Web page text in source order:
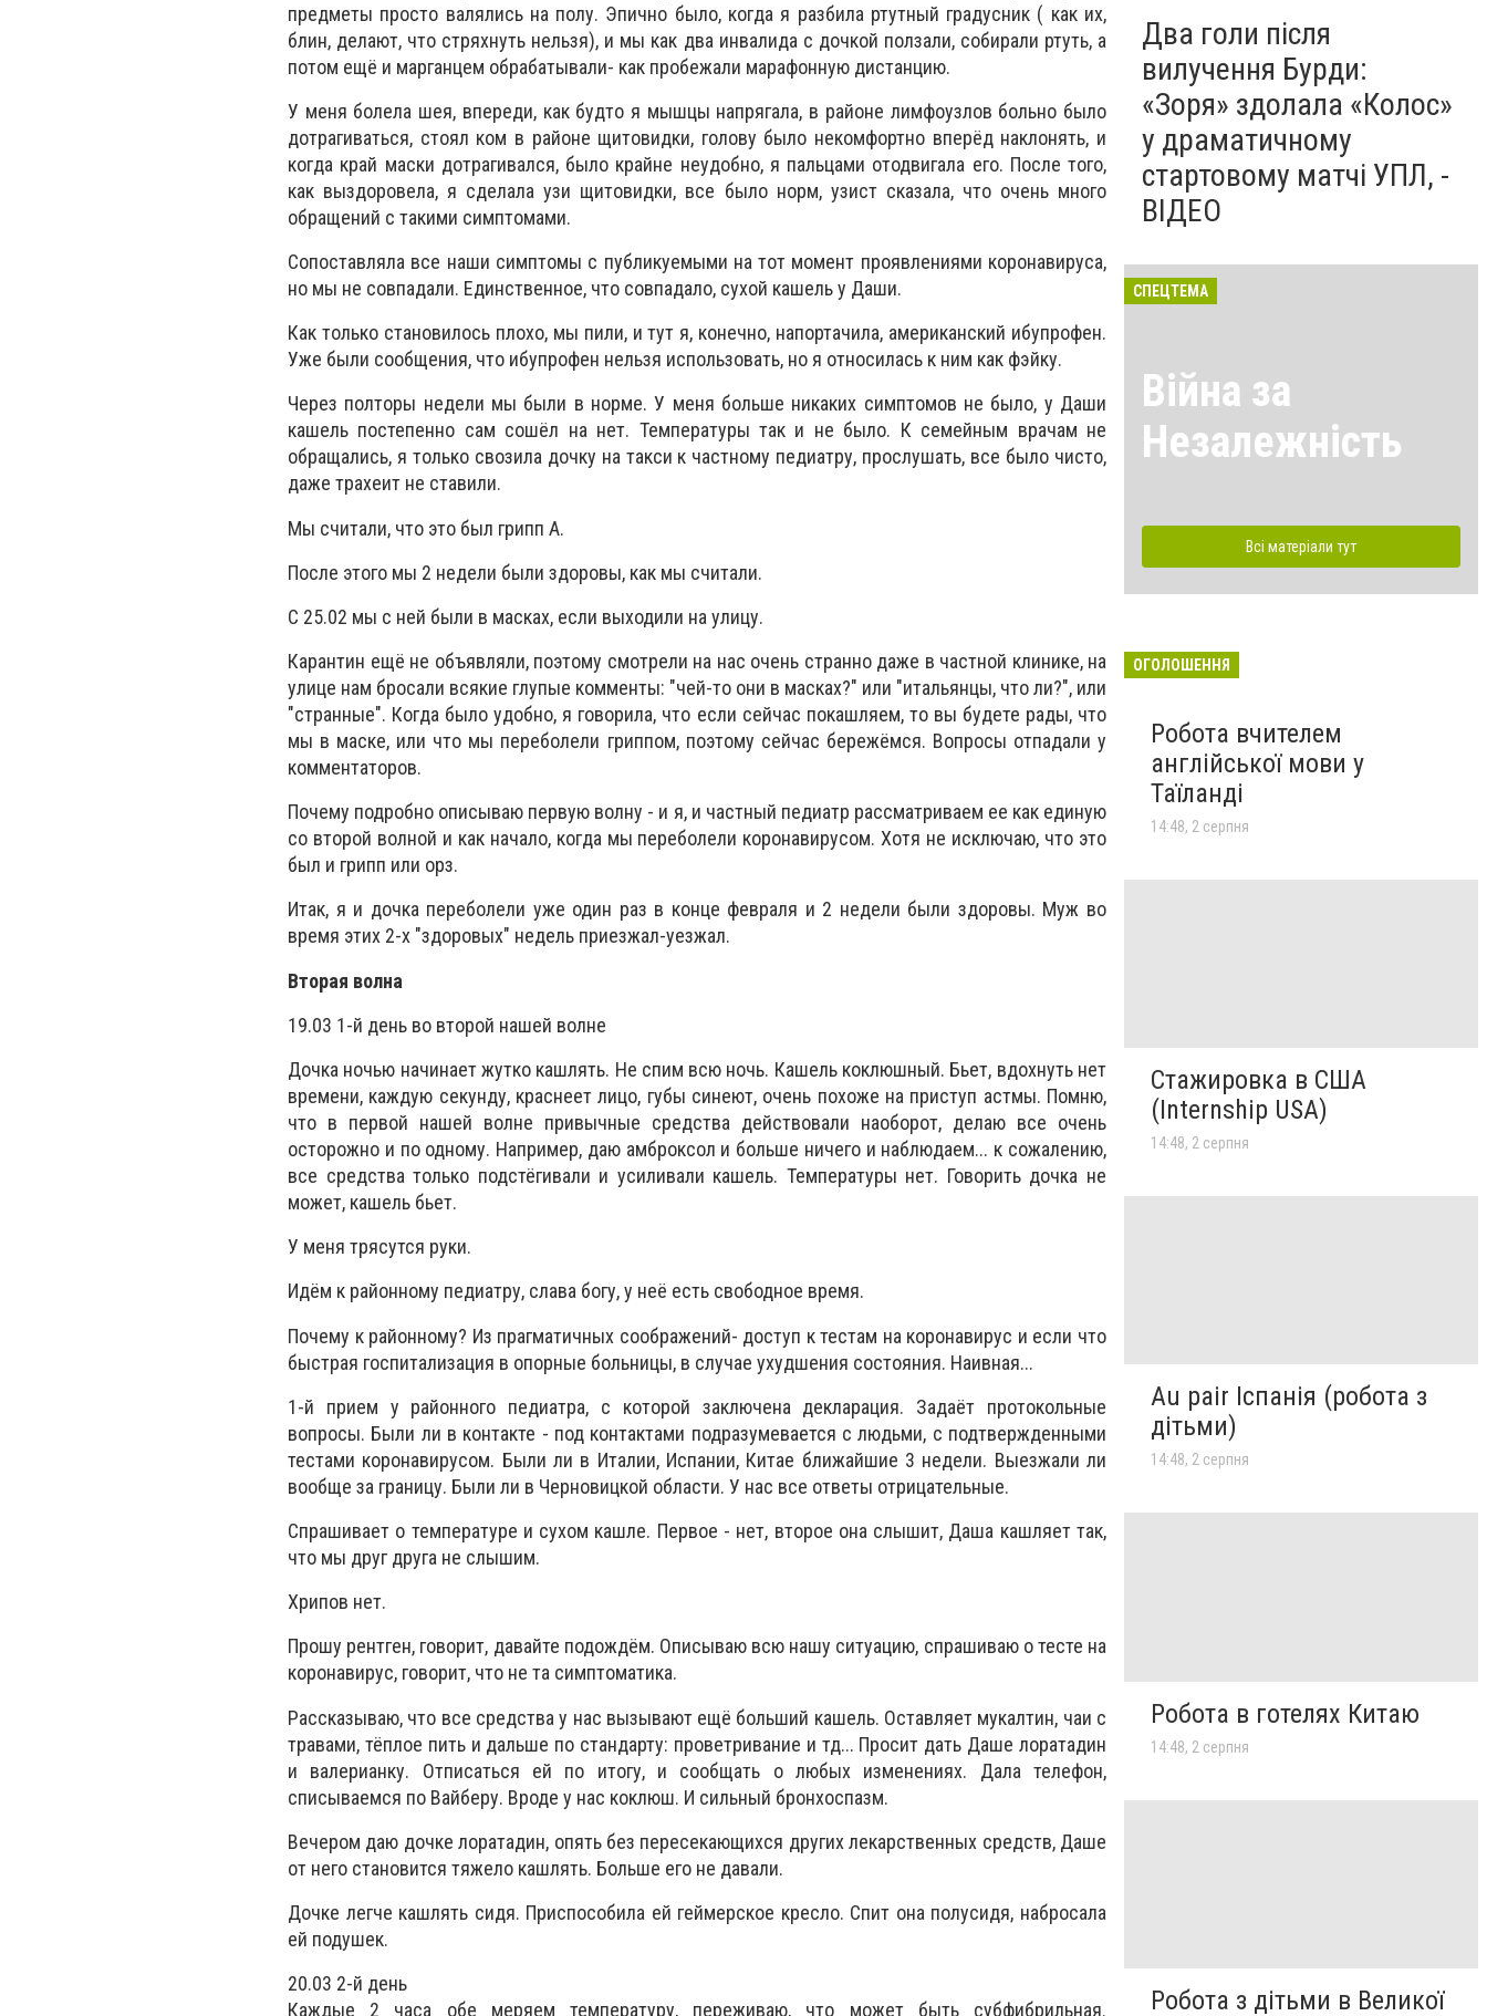
предметы просто валялись на полу. Эпично было, когда я разбила ртутный градусник ( как их,
блин, делают, что стряхнуть нельзя), и мы как два инвалида с дочкой ползали, собирали ртуть, а
потом ещё и марганцем обрабатывали- как пробежали марафонную дистанцию.
У меня болела шея, впереди, как будто я мышцы напрягала, в районе лимфоузлов больно было
дотрагиваться, стоял ком в районе щитовидки, голову было некомфортно вперёд наклонять, и
когда край маски дотрагивался, было крайне неудобно, я пальцами отодвигала его. После того,
как выздоровела, я сделала узи щитовидки, все было норм, узист сказала, что очень много
обращений с такими симптомами.
Сопоставляла все наши симптомы с публикуемыми на тот момент проявлениями коронавируса,
но мы не совпадали. Единственное, что совпадало, сухой кашель у Даши.
Как только становилось плохо, мы пили, и тут я, конечно, напортачила, американский ибупрофен.
Уже были сообщения, что ибупрофен нельзя использовать, но я относилась к ним как фэйку.
Через полторы недели мы были в норме. У меня больше никаких симптомов не было, у Даши
кашель постепенно сам сошёл на нет. Температуры так и не было. К семейным врачам не
обращались, я только свозила дочку на такси к частному педиатру, прослушать, все было чисто,
даже трахеит не ставили.
Мы считали, что это был грипп А.
После этого мы 2 недели были здоровы, как мы считали.
С 25.02 мы с ней были в масках, если выходили на улицу.
Карантин ещё не объявляли, поэтому смотрели на нас очень странно даже в частной клинике, на
улице нам бросали всякие глупые комменты: "чей-то они в масках?" или "итальянцы, что ли?", или
"странные". Когда было удобно, я говорила, что если сейчас покашляем, то вы будете рады, что
мы в маске, или что мы переболели гриппом, поэтому сейчас бережёмся. Вопросы отпадали у
комментаторов.
Почему подробно описываю первую волну - и я, и частный педиатр рассматриваем ее как единую
со второй волной и как начало, когда мы переболели коронавирусом. Хотя не исключаю, что это
был и грипп или орз.
Итак, я и дочка переболели уже один раз в конце февраля и 2 недели были здоровы. Муж во
время этих 2-х "здоровых" недель приезжал-уезжал.
Вторая волна
19.03 1-й день во второй нашей волне
Дочка ночью начинает жутко кашлять. Не спим всю ночь. Кашель коклюшный. Бьет, вдохнуть нет
времени, каждую секунду, краснеет лицо, губы синеют, очень похоже на приступ астмы. Помню,
что в первой нашей волне привычные средства действовали наоборот, делаю все очень
осторожно и по одному. Например, даю амброксол и больше ничего и наблюдаем... к сожалению,
все средства только подстёгивали и усиливали кашель. Температуры нет. Говорить дочка не
может, кашель бьет.
У меня трясутся руки.
Идём к районному педиатру, слава богу, у неё есть свободное время.
Почему к районному? Из прагматичных соображений- доступ к тестам на коронавирус и если что
быстрая госпитализация в опорные больницы, в случае ухудшения состояния. Наивная...
1-й прием у районного педиатра, с которой заключена декларация. Задаёт протокольные
вопросы. Были ли в контакте - под контактами подразумевается с людьми, с подтвержденными
тестами коронавирусом. Были ли в Италии, Испании, Китае ближайшие 3 недели. Выезжали ли
вообще за границу. Были ли в Черновицкой области. У нас все ответы отрицательные.
Спрашивает о температуре и сухом кашле. Первое - нет, второе она слышит, Даша кашляет так,
что мы друг друга не слышим.
Хрипов нет.
Прошу рентген, говорит, давайте подождём. Описываю всю нашу ситуацию, спрашиваю о тесте на
коронавирус, говорит, что не та симптоматика.
Рассказываю, что все средства у нас вызывают ещё больший кашель. Оставляет мукалтин, чаи с
травами, тёплое пить и дальше по стандарту: проветривание и тд... Просит дать Даше лоратадин
и валерианку. Отписаться ей по итогу, и сообщать о любых изменениях. Дала телефон,
списываемся по Вайберу. Вроде у нас коклюш. И сильный бронхоспазм.
Вечером даю дочке лоратадин, опять без пересекающихся других лекарственных средств, Даше
от него становится тяжело кашлять. Больше его не давали.
Дочке легче кашлять сидя. Приспособила ей геймерское кресло. Спит она полусидя, набросала
ей подушек.
20.03 2-й день
Каждые 2 часа обе меряем температуру, переживаю, что может быть субфибрильная.
Два голи після
вилучення Бурди:
«Зоря» здолала «Колос»
у драматичному
стартовому матчі УПЛ, -
ВІДЕО
СПЕЦТЕМА
Війна за
Незалежність
Всі матеріали тут
ОГОЛОШЕННЯ
Робота вчителем
англійської мови у
Таїланді
14:48, 2 серпня
Стажировка в США
(Internship USA)
14:48, 2 серпня
Au pair Іспанія (робота з
дітьми)
14:48, 2 серпня
Робота в готелях Китаю
14:48, 2 серпня
Робота з дітьми в Великої